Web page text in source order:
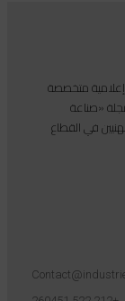
وهي مجموعة إعلامية متخصصة
«صناعة
في القطاع